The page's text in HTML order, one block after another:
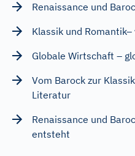
Renaissance und
Klassik und
Globale Wirtschaft –
Vom Barock zur
Literatur
Renaissance und
entsteht